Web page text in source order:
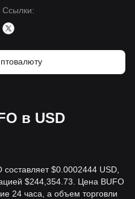
Ссылки:
в USD
$0.0002444 USD,
$244,354.73. Цена BUFO
24 часа, а объем торговли